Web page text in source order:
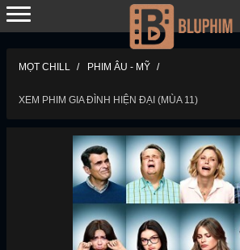
MỌT CHILL PHIM ÂU - MỸ
XEM PHIM GIA ĐÌNH HIỆN ĐẠI (MÙA 11)